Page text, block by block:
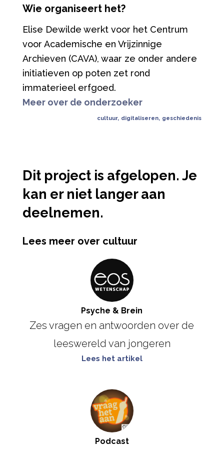
Wie organiseert het?
Elise Dewilde werkt voor het Centrum
voor Academische en Vrijzinnige
Archieven (CAVA), waar ze onder andere
initiatieven op poten zet rond
immaterieel erfgoed.
Meer over de onderzoeker
cultuur, digitaliseren, geschiedenis
Dit project is afgelopen. Je
kan er niet langer aan
deelnemen.
Lees meer over cultuur
Psyche & Brein
Zes vragen en antwoorden over de
leeswereld van jongeren
Lees het artikel
Podcast